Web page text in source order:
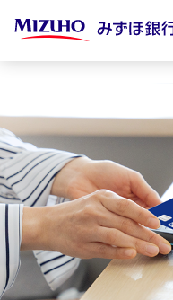
口座開設
来店不要・スマホで完結
みずほ楽天カード（ク
みずほマイレージク
ード）
みずほJCBデビット